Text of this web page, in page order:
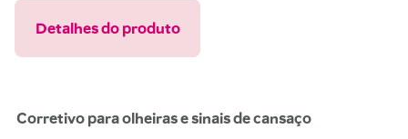
Detalhes do produto
Corretivo para olheiras e sinais de cansaço